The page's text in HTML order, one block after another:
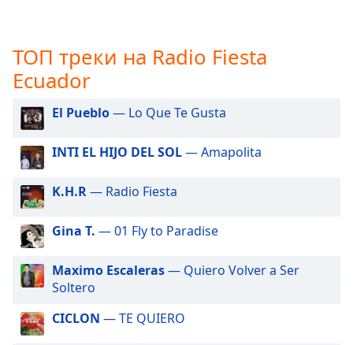
settings
dialog
subtitles
off
selected
Audio
Track
Picture-
in-
Fullscreen
This
window.
ТОП треки на Radio Fiesta
Ecuador
El Pueblo— Lo Que Te Gusta
INTI EL HIJO DEL SOL— Amapolita
K.H.R— Radio Fiesta
Gina T. — 01 Fly to Paradise
Maximo Escaleras— Quiero Volver a Ser
Soltero
CICLON — TE QUIERO